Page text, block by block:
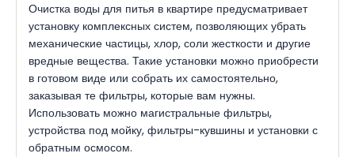
Очистка воды для питья в квартире предусматривает
установку комплексных систем, позволяющих убрать
механические частицы, хлор, соли жесткости и другие
вредные вещества. Такие установки можно приобрести
в готовом виде или собрать их самостоятельно,
заказывая те фильтры, которые вам нужны.
Использовать можно магистральные фильтры,
устройства под мойку, фильтры-кувшины и установки с
обратным осмосом.